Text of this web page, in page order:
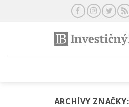
ARCHÍVY ZNAČKY: